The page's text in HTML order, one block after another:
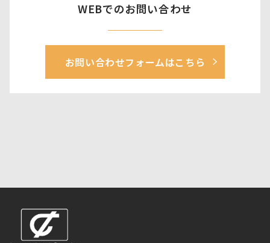
WEBでのお問い合わせ
お問い合わせフォームはこちら